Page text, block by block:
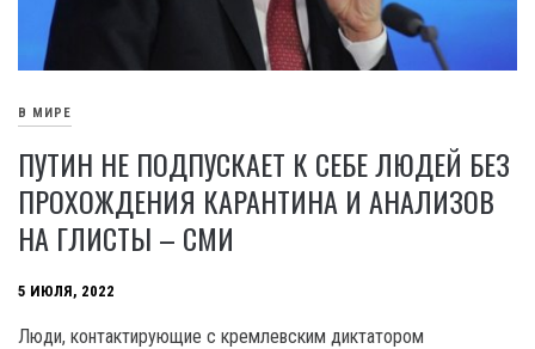
В МИРЕ
ПУТИН НЕ ПОДПУСКАЕТ К СЕБЕ ЛЮДЕЙ БЕЗ
ПРОХОЖДЕНИЯ КАРАНТИНА И АНАЛИЗОВ
НА ГЛИСТЫ – СМИ
5 ИЮЛЯ, 2022
Люди, контактирующие с кремлевским диктатором